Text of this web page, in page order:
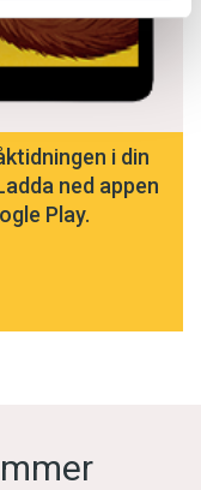
i din
ned appen
Play.